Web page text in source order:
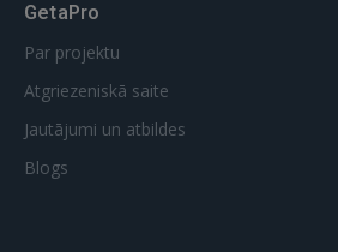
GetaPro
Par projektu
Atgriezeniskā saite
Jautājumi un atbildes
Blogs